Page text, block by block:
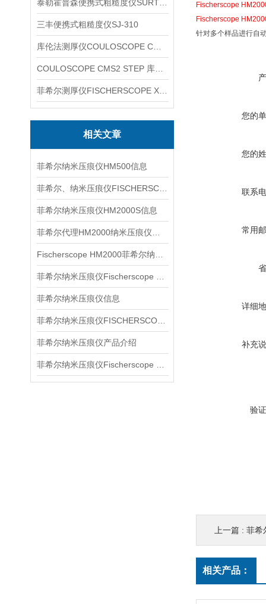
三丰便携式粗糙度仪SJ-310
相关文章
菲希尔纳米压痕仪HM500信息
菲希尔纳米压痕仪HM2000S信息
菲希尔纳米压痕仪信息
菲希尔纳米压痕仪产品介绍
Fischerscope
Fischerscope
针对多个样品进行自
您的
您的
联系
常用
详细
补充
验
上一篇 : 菲希
相关产品：